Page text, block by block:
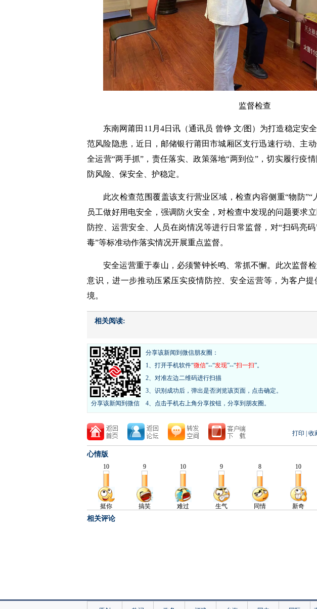
监督检查
东南网莆田11月4日讯（通讯员 曾铮 文/图）为打造稳定安
范风险隐患，近日，邮储银行莆田市城厢区支行迅速行动、主
全运营“两手抓”，责任落实、政策落地“两到位”，切实履行疫
防风险、保安全、护稳定。
此次检查范围覆盖该支行营业区域，检查内容侧重“物防”“
员工做好用电安全，强调防火安全，对检查中发现的问题要求
防控、运营安全、人员在岗情况等进行日常监督，对“扫码亮
毒”等标准动作落实情况开展重点监督。
安全运营重于泰山，必须警钟长鸣、常抓不懈。此次监督
意识，进一步推动压紧压实疫情防控、安全运营等，为客户
境。
相关阅读:
分享该新闻到微信
分享该新闻到微信朋友圈：
1、打开手机软件“微信”--“发现”--“扫一扫”。
2、对准左边二维码进行扫描
3、识别成功后，弹出是否浏览该页面，点击确定。
4、点击手机右上角分享按钮，分享到朋友圈。
打印 收
心情版
相关评论